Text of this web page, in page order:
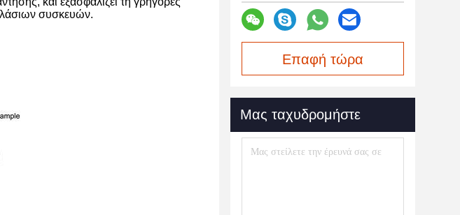
συσκευών.
Επαφή τώρα
Μας ταχυδρομήστε